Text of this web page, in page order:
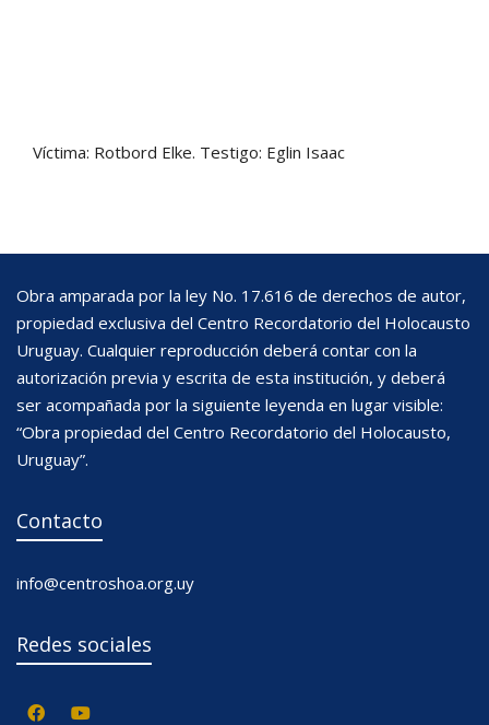
Víctima: Rotbord Elke. Testigo: Eglin Isaac
Obra amparada por la ley No. 17.616 de derechos de autor,
propiedad exclusiva del Centro Recordatorio del Holocausto
Uruguay. Cualquier reproducción deberá contar con la
autorización previa y escrita de esta institución, y deberá
ser acompañada por la siguiente leyenda en lugar visible:
“Obra propiedad del Centro Recordatorio del Holocausto,
Uruguay”.
Contacto
info@centroshoa.org.uy
Redes sociales